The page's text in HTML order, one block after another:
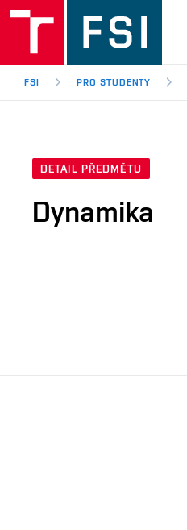
FSI PRO STUDENTY
DETAIL PŘEDMĚTU
Dynamika